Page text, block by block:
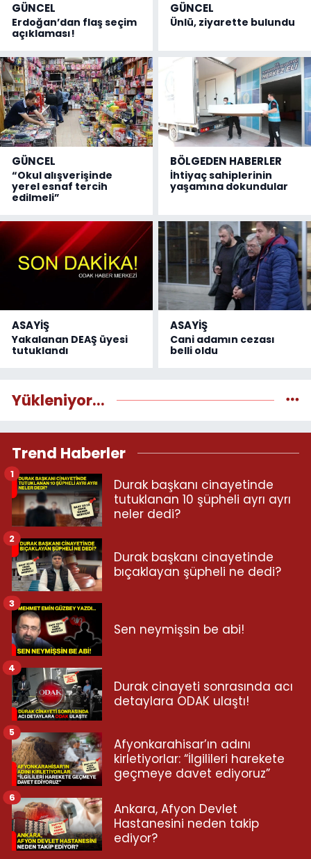
GÜNCEL
Erdoğan’dan flaş seçim
açıklaması!
GÜNCEL
Ünlü, ziyarette bulundu
GÜNCEL
“Okul alışverişinde
yerel esnaf tercih
edilmeli”
BÖLGEDEN HABERLER
İhtiyaç sahiplerinin
yaşamına dokundular
ASAYİŞ
Yakalanan DEAŞ üyesi
tutuklandı
ASAYİŞ
Cani adamın cezası
belli oldu
Yükleniyor...
Trend Haberler
Durak başkanı cinayetinde
tutuklanan 10 şüpheli ayrı ayrı
neler dedi?
1
Durak başkanı cinayetinde
bıçaklayan şüpheli ne dedi?
2
Sen neymişsin be abi!
3
Durak cinayeti sonrasında acı
detaylara ODAK ulaştı!
4
Afyonkarahisar’ın adını
kirletiyorlar: “İlgilileri harekete
geçmeye davet ediyoruz”
5
Ankara, Afyon Devlet
Hastanesini neden takip
ediyor?
6